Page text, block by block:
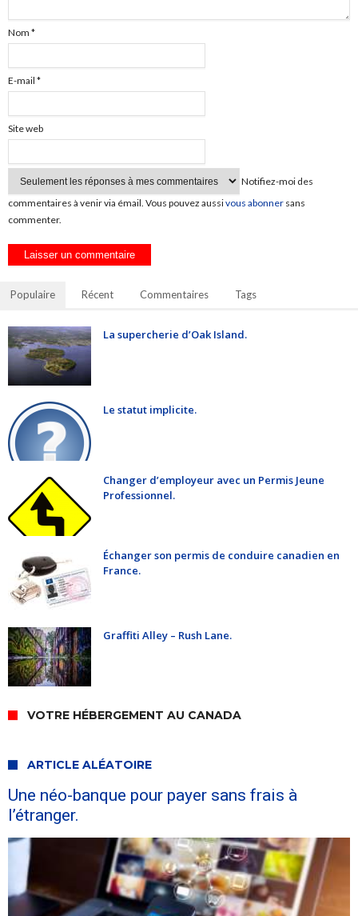
Nom *
E-mail *
Site web
Notifiez-moi des
commentaires à venir via émail. Vous pouvez aussivous abonner sans
commenter.
Populaire Récent Commentaires Tags
La supercherie d’Oak Island.
Le statut implicite.
Changer d’employeur avec un Permis Jeune
Professionnel.
Échanger son permis de conduire canadien en
France.
Graffiti Alley – Rush Lane.
VOTRE HÉBERGEMENT AU CANADA
ARTICLE ALÉATOIRE
Une néo-banque pour payer sans frais à
l’étranger.